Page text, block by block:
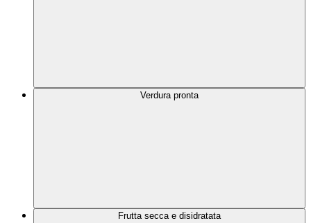
Verdura pronta
Frutta secca e disidratata